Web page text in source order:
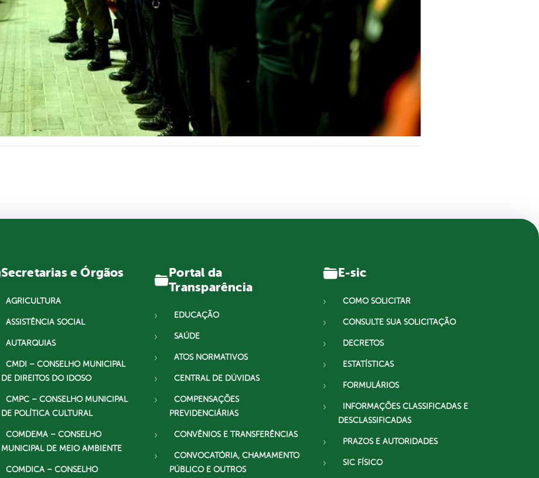
Secretarias e Órgãos
AGRICULTURA
ASSISTÊNCIA SOCIAL
AUTARQUIAS
CMDI – CONSELHO MUNICIPAL
DE DIREITOS DO IDOSO
CMPC – CONSELHO MUNICIPAL
DE POLÍTICA CULTURAL
COMDEMA – CONSELHO
MUNICIPAL DE MEIO AMBIENTE
COMDICA – CONSELHO
Portal da
Transparência
EDUCAÇÃO
SAÚDE
ATOS NORMATIVOS
CENTRAL DE DÚVIDAS
COMPENSAÇÕES
PREVIDENCIÁRIAS
CONVÊNIOS E TRANSFERÊNCIAS
CONVOCATÓRIA, CHAMAMENTO
PÚBLICO E OUTROS
E-sic
COMO SOLICITAR
CONSULTE SUA SOLICITAÇÃO
DECRETOS
ESTATÍSTICAS
FORMULÁRIOS
INFORMAÇÕES CLASSIFICADAS E
DESCLASSIFICADAS
PRAZOS E AUTORIDADES
SIC FÍSICO